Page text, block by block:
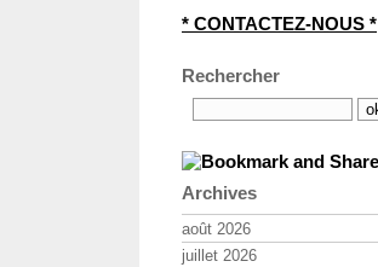
* CONTACTEZ-NOUS *
Rechercher
Archives
août 2026
juillet 2026